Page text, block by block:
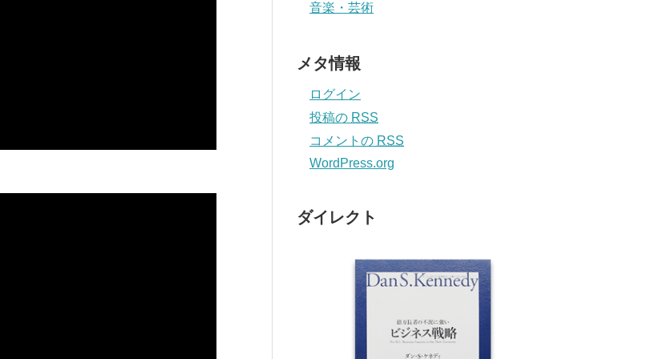
音楽・芸術
メタ情報
ログイン
投稿の RSS
コメントの RSS
WordPress.org
ダイレクト